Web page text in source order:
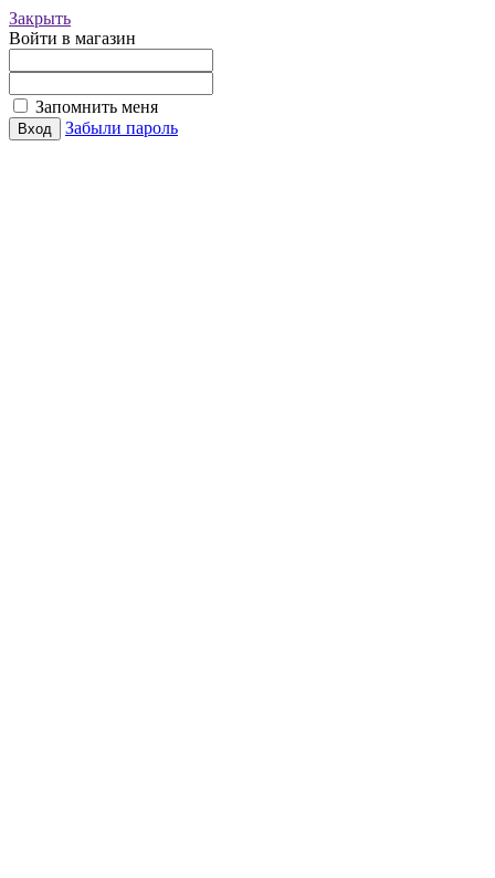
Закрыть
Войти в магазин
Запомнить меня
Забыли пароль